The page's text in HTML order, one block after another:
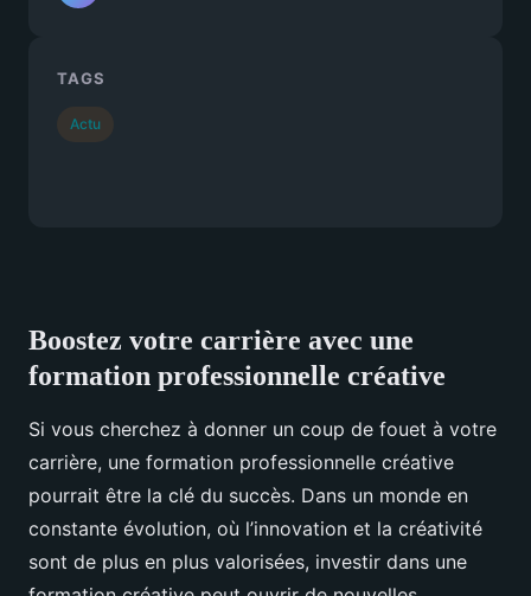
Boostez votre carrière avec une
formation professionnelle créative
Si vous cherchez à donner un coup de fouet à votre
carrière, une formation professionnelle créative
pourrait être la clé du succès. Dans un monde en
constante évolution, où l’innovation et la créativité
sont de plus en plus valorisées, investir dans une
TAGS
Actu